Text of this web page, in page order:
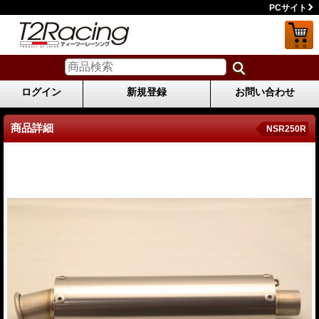
PCサイト
ログイン 新規登録 お問い合わせ
商品詳細 NSR250R